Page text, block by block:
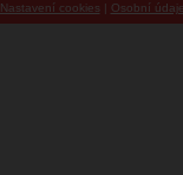
Nastavení cookies | Osobní